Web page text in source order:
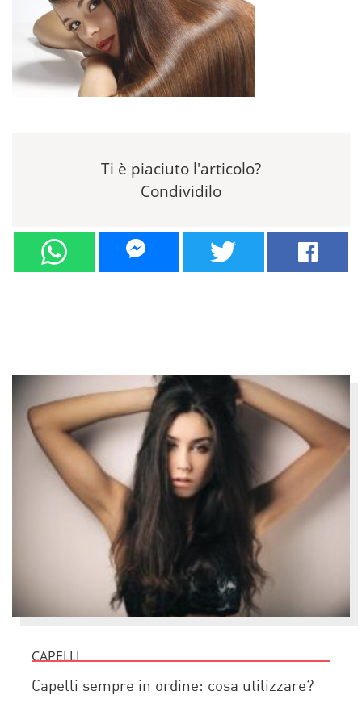
Ti è piaciuto l'articolo?
Condividilo
CAPELLI
Capelli sempre in ordine: cosa utilizzare?